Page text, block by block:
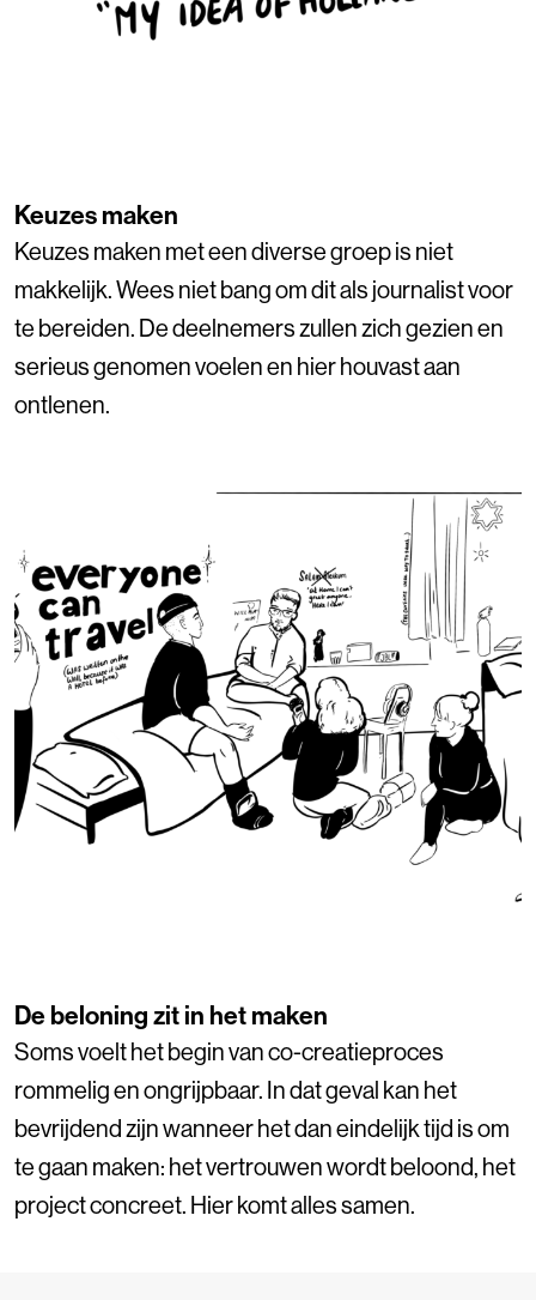
Keuzes maken
Keuzes maken met een diverse groep is niet
makkelijk. Wees niet bang om dit als journalist voor
te bereiden. De deelnemers zullen zich gezien en
serieus genomen voelen en hier houvast aan
ontlenen.
De beloning zit in het maken
Soms voelt het begin van co-creatieproces
rommelig en ongrijpbaar. In dat geval kan het
bevrijdend zijn wanneer het dan eindelijk tijd is om
te gaan maken: het vertrouwen wordt beloond, het
project concreet. Hier komt alles samen.